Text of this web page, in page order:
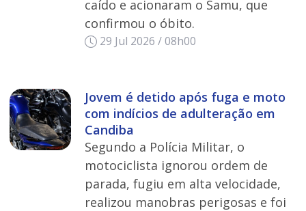
caído e acionaram o Samu, que
confirmou o óbito.
29 Jul 2026 / 08h00
Jovem é detido após fuga e moto
com indícios de adulteração em
Candiba
Segundo a Polícia Militar, o
motociclista ignorou ordem de
parada, fugiu em alta velocidade,
realizou manobras perigosas e foi